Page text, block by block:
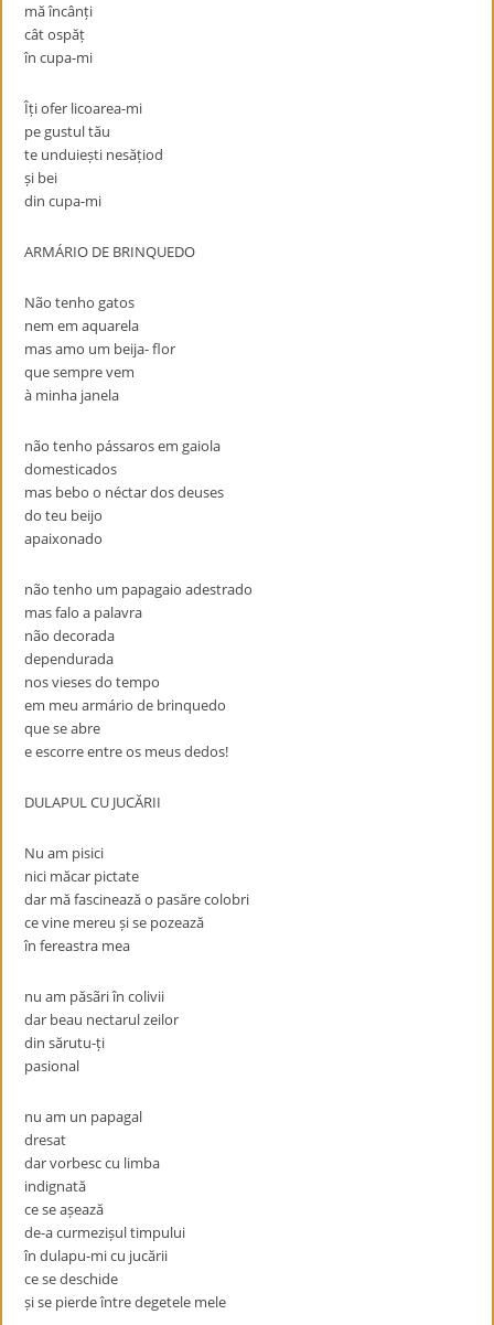
mă încânți
cât ospăț
în cupa-mi
Îți ofer licoarea-mi
pe gustul tău
te unduiești nesățiod
și bei
din cupa-mi
ARMÁRIO DE BRINQUEDO
Não tenho gatos
nem em aquarela
mas amo um beija- flor
que sempre vem
à minha janela
não tenho pássaros em gaiola
domesticados
mas bebo o néctar dos deuses
do teu beijo
apaixonado
não tenho um papagaio adestrado
mas falo a palavra
não decorada
dependurada
nos vieses do tempo
em meu armário de brinquedo
que se abre
e escorre entre os meus dedos!
DULAPUL CU JUCĂRII
Nu am pisici
nici măcar pictate
dar mă fascinează o pasăre colobri
ce vine mereu și se pozează
în fereastra mea
nu am păsãri în colivii
dar beau nectarul zeilor
din sărutu-ți
pasional
nu am un papagal
dresat
dar vorbesc cu limba
indignată
ce se așează
de-a curmezișul timpului
în dulapu-mi cu jucării
ce se deschide
și se pierde între degetele mele